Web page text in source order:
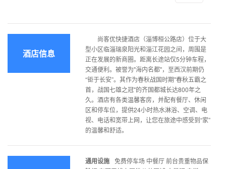
酒店信息
尚客优快捷酒店（淄博桓公路店）位于大
型小区临淄瑞泉阳光和淄江花园之间，周围是
正在发展的新商圈。距离长途站仅5分钟车程，
交通便利。被誉为"海内名都"，至西汉前期仍
“钜于长安”。其作为春秋战国时期"春秋五霸之
首，战国七雄之冠"的齐国都城长达800年之
久。酒店有各类温馨客房，并配有餐厅、休闲
区和停车位，提供24小时热水淋浴、空调、电
视、电话和宽带上网，让您在旅途中感受到“家”
的温馨和舒适。
通用设施 免费停车场 中餐厅 前台贵重物品保